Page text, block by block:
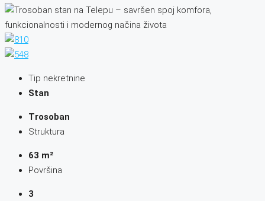
Tip nekretnine
Stan
Trosoban
Struktura
63 m²
Površina
3